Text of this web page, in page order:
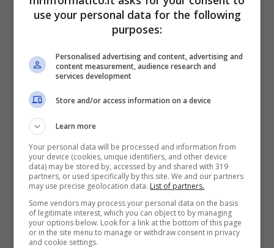
Elon continua a sconvolgere il mondo con
sorprendenti. Il magnate è sempre super attivo
sui social network e tende ad utilizzare
ovviamente il suo X (ha sostituito Twitter).
Rispondendo ad un utente su X, il nativo di
Pretoria ha scritto che ben presto le persone
non useranno gli smartphone perché tutte le
sue funzioni saranno gestite e controllate
chip Neuralink. Ovviamente il suo avvertimento
ha mandato in tilt gli esseri umani: questa
nuova tecnologia non piace proprio a tutti.
use your personal data for the following
purposes:
Personalised advertising and content, advertising and
content measurement, audience research and
services development
Store and/or access information on a device
Learn more
Your personal data will be processed and information from
your device (cookies, unique identifiers, and other device
data) may be stored by, accessed by and shared with 319
partners, or used specifically by this site. We and our partners
may use precise geolocation data. List of partners.
Some vendors may process your personal data on the basis
of legitimate interest, which you can object to by managing
your options below. Look for a link at the bottom of this page
or in the site menu to manage or withdraw consent in privacy
and cookie settings.